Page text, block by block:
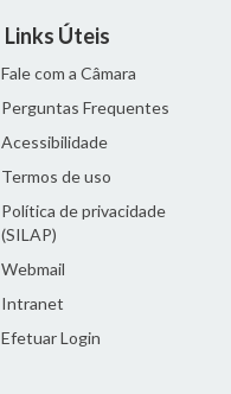
Links Úteis
Fale com a Câmara
Perguntas Frequentes
Acessibilidade
Termos de uso
Política de privacidade
(SILAP)
Webmail
Intranet
Efetuar Login